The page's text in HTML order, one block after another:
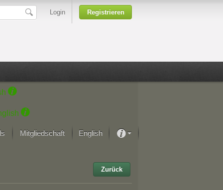
Login Registrieren
Mitgliedschaft English
Kunsthäuser
Zurück